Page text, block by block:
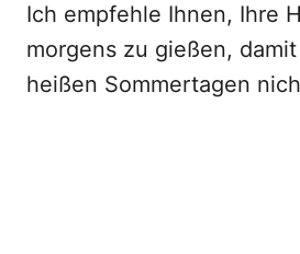
Ich empfehle Ihnen, Ihre
morgens zu gießen,
heißen Sommertagen